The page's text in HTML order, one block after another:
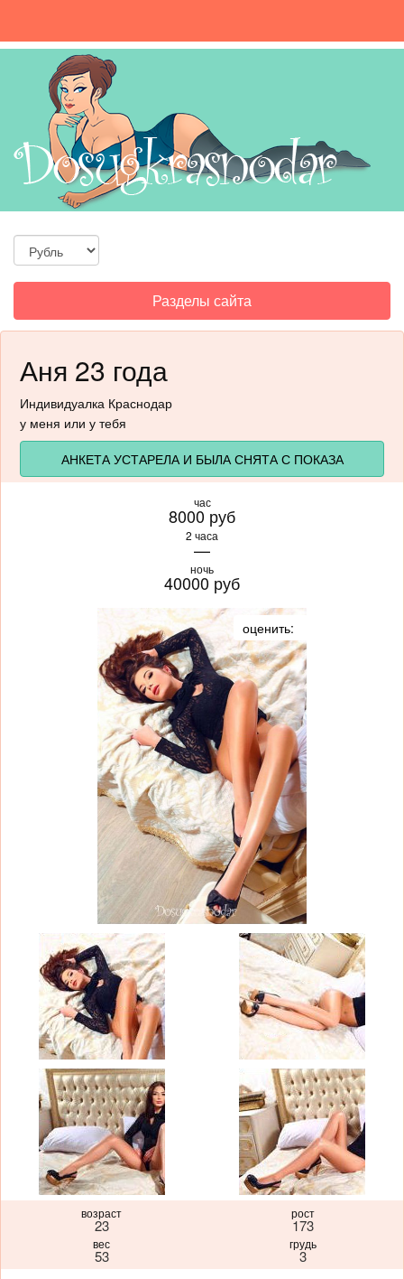
Toggle
navigation
Разделы сайта
Аня 23 года
Индивидуалка Краснодар
у меня или у тебя
АНКЕТА УСТАРЕЛА И БЫЛА СНЯТА С ПОКАЗА
час
8000 руб
2 часа
—
ночь
40000 руб
оценить:
возраст
23
рост
173
вес
53
грудь
3